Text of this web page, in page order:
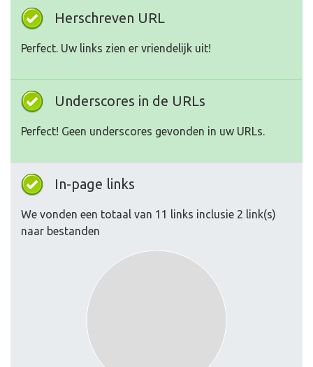
Herschreven URL
Perfect. Uw links zien er vriendelijk uit!
Underscores in de URLs
Perfect! Geen underscores gevonden in uw URLs.
In-page links
We vonden een totaal van 11 links inclusie 2 link(s)
naar bestanden